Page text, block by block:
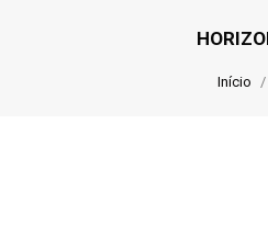
Você
Início